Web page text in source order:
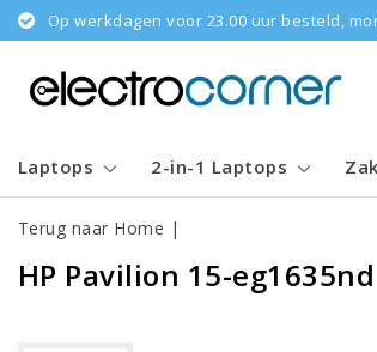
Op werkdagen voor 23.00 uur besteld,
Laptops 2-in-1 Laptops
Terug naar Home |
HP Pavilion 15-eg1635nd